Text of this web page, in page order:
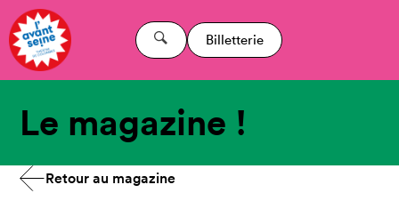
Billetterie
Le magazine !
Retour au magazine